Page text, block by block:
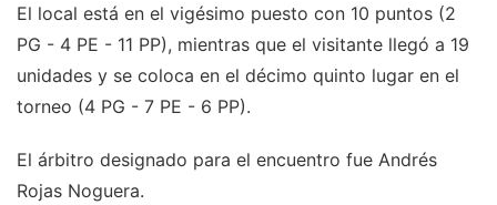
El local está en el vigésimo puesto con 10 puntos (2
PG - 4 PE - 11 PP), mientras que el visitante llegó a 19
unidades y se coloca en el décimo quinto lugar en el
torneo (4 PG - 7 PE - 6 PP).
El árbitro designado para el encuentro fue Andrés
Rojas Noguera.